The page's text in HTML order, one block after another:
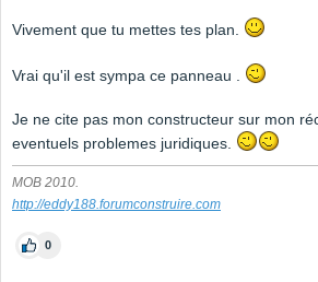
Vivement que tu mettes tes plan.
Vrai qu'il est sympa ce panneau .
Je ne cite pas mon constructeur sur mon
eventuels problemes juridiques.
MOB 2010.
http://eddy188.forumconstruire.com
0